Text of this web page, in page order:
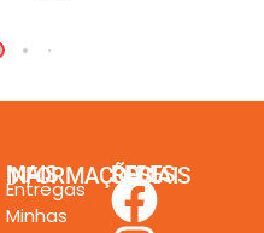
MAIS INFORMAÇÕES
Entregas
Minhas
REDES SOCIAIS